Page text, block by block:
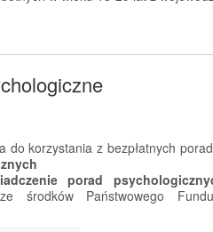
do korzystania z bezpłatnych
porad
środków Państwowego